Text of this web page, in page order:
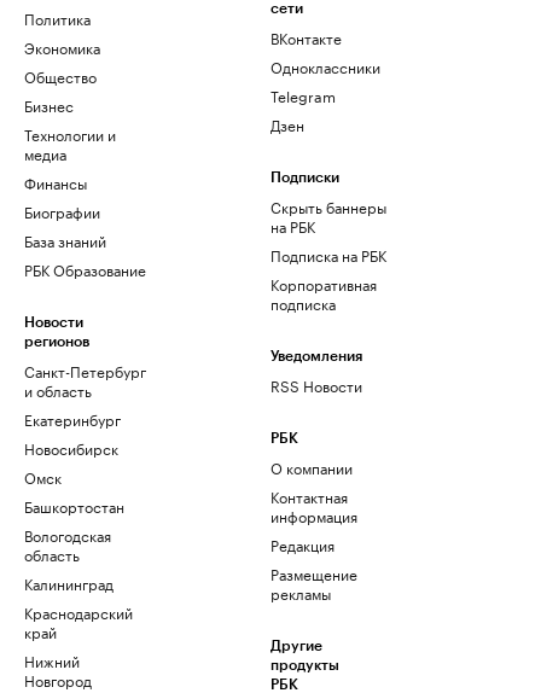
Политика
Экономика
Общество
Бизнес
Технологии и
медиа
Финансы
Биографии
База знаний
РБК Образование
Новости
регионов
Санкт-Петербург
и область
Екатеринбург
Новосибирск
Омск
Башкортостан
Вологодская
область
Калининград
Краснодарский
край
Нижний
Новгород
сети
ВКонтакте
Одноклассники
Telegram
Дзен
Подписки
Скрыть баннеры
на РБК
Подписка на РБК
Корпоративная
подписка
Уведомления
RSS Новости
РБК
О компании
Контактная
информация
Редакция
Размещение
рекламы
Другие
продукты
РБК